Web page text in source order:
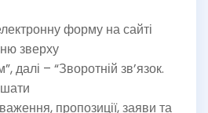
форму на сайті
зверху
далі – “Зворотній зв’язок.
пропозиції, заяви та